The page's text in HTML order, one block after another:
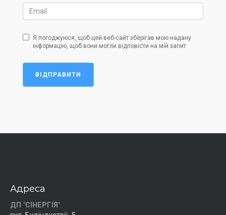
Я погоджуюся, щоб цей веб-сайт зберігав мою надану
інформацію, щоб вони могли відповісти на мій запит
ВІДПРАВИТИ
Адреса
ДП "СІНЕРГІЯ"